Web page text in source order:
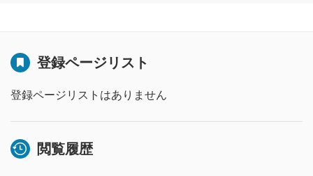
登録ページリスト
登録ページリストはありません
閲覧履歴